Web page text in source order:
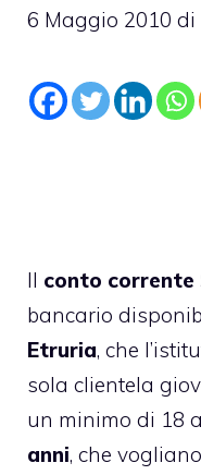
6 Maggio 2010 di
Il conto corrente
bancario
Etruria, che
sola clientela
un minimo di 18
anni, che